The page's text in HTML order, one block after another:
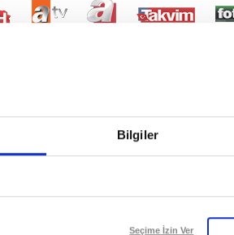
Bilgiler
Seçime İzin Ver